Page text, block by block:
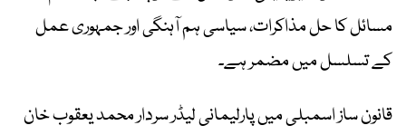
مسائل کا حل مذاکرات، سیاسی ہم آہنگی اور جمہوری عمل
کے تسلسل میں مضمر ہے۔
قانون ساز اسمبلی میں پارلیمانی لیڈر سردار محمد یعقوب خان